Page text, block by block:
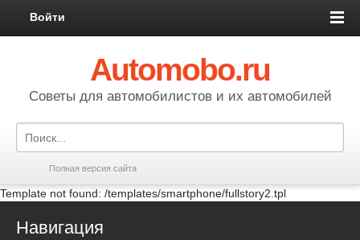
Войти
Automobo.ru
Cоветы для автомобилистов и их автомобилей
Полная версия сайта
Template not found: /templates/smartphone/fullstory2.tpl
Навигация